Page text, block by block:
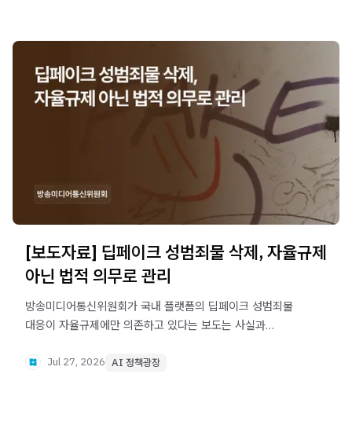
[보도자료] 딥페이크 성범죄물 삭제, 자율규제
아닌 법적 의무로 관리
방송미디어통신위원회가 국내 플랫폼의 딥페이크 성범죄물
대응이 자율규제에만 의존하고 있다는 보도는 사실과
불법촬영물·딥페이크 성범죄물 유통 사실을 인식한 경우
Jul 27, 2026 AI 정책광장